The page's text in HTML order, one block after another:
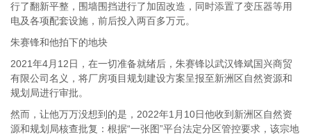
行了翻新平整，围墙围挡进行了加固改造，同时添置了变压器等用
电及各项配套设施，前后投入两百多万元。
朱赛锋和他拍下的地块
2021年4月12日，在一切准备就绪后，朱赛锋以武汉锋斌国兴商贸
有限公司名义，将厂房项目规划建设方案呈报至新洲区自然资源和
规划局进行审批。
然而，让他万万没想到的是，2022年1月10日他收到新洲区自然资
源和规划局核查批复：根据“一张图”平台法定分区管控要求，该宗地